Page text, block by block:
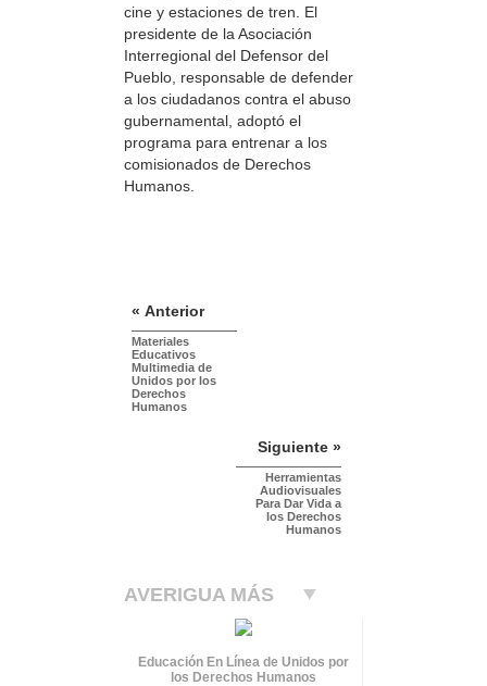
cine y estaciones de tren. El
presidente de la Asociación
Interregional del Defensor del
Pueblo, responsable de defender
a los ciudadanos contra el abuso
gubernamental, adoptó el
programa para entrenar a los
comisionados de Derechos
Humanos.
« Anterior
Materiales
Educativos
Multimedia de
Unidos por los
Derechos
Humanos
Siguiente »
Herramientas
Audiovisuales
Para Dar Vida a
los Derechos
Humanos
AVERIGUA MÁS
Educación En Línea de Unidos por
los Derechos Humanos